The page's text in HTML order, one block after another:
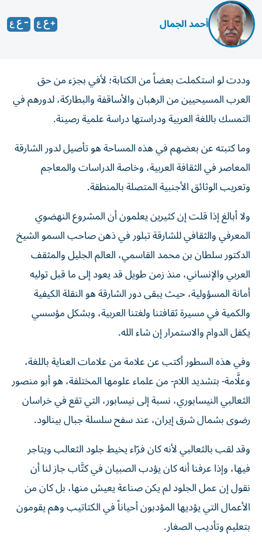
أحمد الجمال
وددت لو استكملت بعضاً من الكتابة؛ لأفي بجزء من حق
العرب المسيحيين من الرهبان والأساقفة والبطاركة، لدورهم في
التمسك باللغة العربية ودراستها دراسة علمية رصينة.
وما كتبته عن بعضهم في هذه المساحة هو تأصيل لدور الشارقة
المعاصر في الثقافة العربية، وخاصة الدراسات والمعاجم
وتعريب الوثائق الأجنبية المتصلة بالمنطقة.
ولا أبالغ إذا قلت إن كثيرين يعلمون أن المشروع النهضوي
المعرفي والثقافي للشارقة تبلور في ذهن صاحب السمو الشيخ
الدكتور سلطان بن محمد القاسمي، العالم الجليل والمثقف
العربي والإنساني، منذ زمن طويل قد يعود إلى ما قبل توليه
أمانة المسؤولية، حيث يبقى دور الشارقة هو النقلة الكيفية
والكمية في مسيرة ثقافتنا ولغتنا العربية، وبشكل مؤسسي
يكفل الدوام والاستمرار إن شاء الله.
وفي هذه السطور أكتب عن علامة من علامات العناية باللغة،
وعلَّامة- بتشديد اللام- من علماء علومها المختلفة، هو أبو منصور
الثعالبي النيسابوري، نسبة إلى نيسابور، التي تقع في خراسان
رضوى بشمال شرق إيران، عند سفح سلسلة جبال بينالود.
وقد لقب بالثعالبي لأنه كان فرّاء يخيط جلود الثعالب ويتاجر
فيها، وإذا عرفنا أنه كان يؤدب الصبيان في كتَّاب جاز لنا أن
نقول إن عمل الجلود لم يكن صناعة يعيش منها، بل كان من
الأعمال التي يؤديها المؤدبون أحياناً في الكتاتيب وهم يقومون
بتعليم وتأديب الصغار.